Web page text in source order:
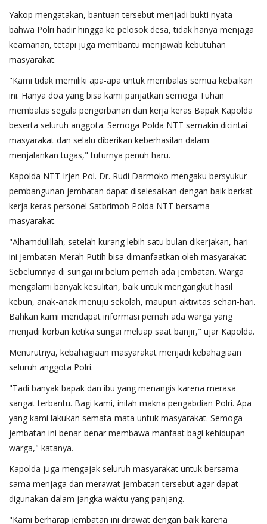
Yakop mengatakan, bantuan tersebut menjadi bukti nyata
bahwa Polri hadir hingga ke pelosok desa, tidak hanya menjaga
keamanan, tetapi juga membantu menjawab kebutuhan
masyarakat.
"Kami tidak memiliki apa-apa untuk membalas semua kebaikan
ini. Hanya doa yang bisa kami panjatkan semoga Tuhan
membalas segala pengorbanan dan kerja keras Bapak Kapolda
beserta seluruh anggota. Semoga Polda NTT semakin dicintai
masyarakat dan selalu diberikan keberhasilan dalam
menjalankan tugas," tuturnya penuh haru.
Kapolda NTT Irjen Pol. Dr. Rudi Darmoko mengaku bersyukur
pembangunan jembatan dapat diselesaikan dengan baik berkat
kerja keras personel Satbrimob Polda NTT bersama
masyarakat.
"Alhamdulillah, setelah kurang lebih satu bulan dikerjakan, hari
ini Jembatan Merah Putih bisa dimanfaatkan oleh masyarakat.
Sebelumnya di sungai ini belum pernah ada jembatan. Warga
mengalami banyak kesulitan, baik untuk mengangkut hasil
kebun, anak-anak menuju sekolah, maupun aktivitas sehari-hari.
Bahkan kami mendapat informasi pernah ada warga yang
menjadi korban ketika sungai meluap saat banjir," ujar Kapolda.
Menurutnya, kebahagiaan masyarakat menjadi kebahagiaan
seluruh anggota Polri.
"Tadi banyak bapak dan ibu yang menangis karena merasa
sangat terbantu. Bagi kami, inilah makna pengabdian Polri. Apa
yang kami lakukan semata-mata untuk masyarakat. Semoga
jembatan ini benar-benar membawa manfaat bagi kehidupan
warga," katanya.
Kapolda juga mengajak seluruh masyarakat untuk bersama-
sama menjaga dan merawat jembatan tersebut agar dapat
digunakan dalam jangka waktu yang panjang.
"Kami berharap jembatan ini dirawat dengan baik karena